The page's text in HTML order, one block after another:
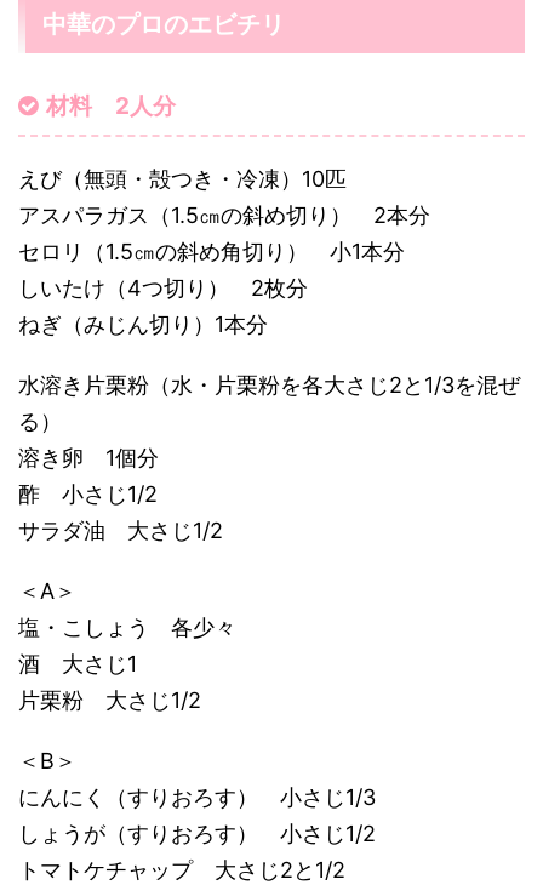
中華のプロのエビチリ
材料 2人分
えび（無頭・殻つき・冷凍）10匹
アスパラガス（1.5㎝の斜め切り） 2本分
セロリ（1.5㎝の斜め角切り） 小1本分
しいたけ（4つ切り） 2枚分
ねぎ（みじん切り）1本分
水溶き片栗粉（水・片栗粉を各大さじ2と1/3を混ぜ
る）
溶き卵 1個分
酢 小さじ1/2
サラダ油 大さじ1/2
＜A＞
塩・こしょう 各少々
酒 大さじ1
片栗粉 大さじ1/2
＜B＞
にんにく（すりおろす） 小さじ1/3
しょうが（すりおろす） 小さじ1/2
トマトケチャップ 大さじ2と1/2